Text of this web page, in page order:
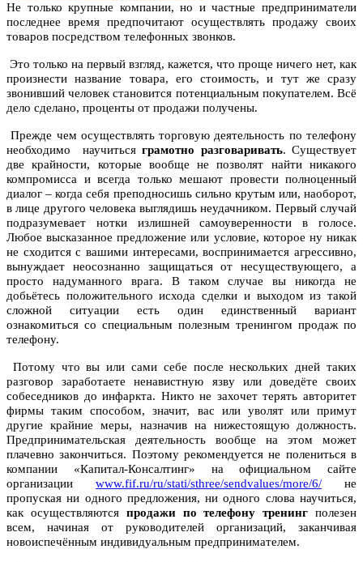
Не только крупные компании, но и частные предприниматели
последнее время предпочитают осуществлять продажу своих
товаров посредством телефонных звонков.
Это только на первый взгляд, кажется, что проще ничего нет, как
произнести название товара, его стоимость, и тут же сразу
звонивший человек становится потенциальным покупателем. Всё
дело сделано, проценты от продажи получены.
Прежде чем осуществлять торговую деятельность по телефону
необходимо научитьсяграмотно разговаривать. Существует
две крайности, которые вообще не позволят найти никакого
компромисса и всегда только мешают провести полноценный
диалог – когда себя преподносишь сильно крутым или, наоборот,
в лице другого человека выглядишь неудачником. Первый случай
подразумевает нотки излишней самоуверенности в голосе.
Любое высказанное предложение или условие, которое ну никак
не сходится с вашими интересами, воспринимается агрессивно,
вынуждает неосознанно защищаться от несуществующего, а
просто надуманного врага. В таком случае вы никогда не
добьётесь положительного исхода сделки и выходом из такой
сложной ситуации есть один единственный вариант
ознакомиться со специальным полезным тренингом продаж по
телефону.
Потому что вы или сами себе после нескольких дней таких
разговор заработаете ненавистную язву или доведёте своих
собеседников до инфаркта. Никто не захочет терять авторитет
фирмы таким способом, значит, вас или уволят или примут
другие крайние меры, назначив на нижестоящую должность.
Предпринимательская деятельность вообще на этом может
плачевно закончиться. Поэтому рекомендуется не полениться в
компании «Капитал-Консалтинг» на официальном сайте
организации www.fif.ru/ru/stati/sthree/sendvalues/more/6/ не
пропуская ни одного предложения, ни одного слова научиться,
как осуществляются продажи по телефону тренинг полезен
всем, начиная от руководителей организаций, заканчивая
новоиспечённым индивидуальным предпринимателем.